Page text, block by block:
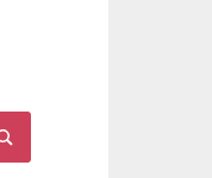
Search